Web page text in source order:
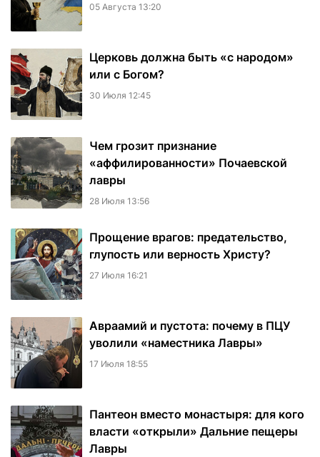
05 Августа 13:20
Церковь должна быть «с народом»
или с Богом?
30 Июля 12:45
Чем грозит признание
«аффилированности» Почаевской
лавры
28 Июля 13:56
Прощение врагов: предательство,
глупость или верность Христу?
27 Июля 16:21
Авраамий и пустота: почему в ПЦУ
уволили «наместника Лавры»
17 Июля 18:55
Пантеон вместо монастыря: для кого
власти «открыли» Дальние пещеры
Лавры